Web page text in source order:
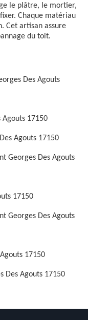
le plâtre, le mortier,
Chaque matériau
Cet artisan assure
du toit.
Des Agouts
17150
Agouts 17150
Georges Des Agouts
17150
Georges Des Agouts
17150
Des Agouts 17150